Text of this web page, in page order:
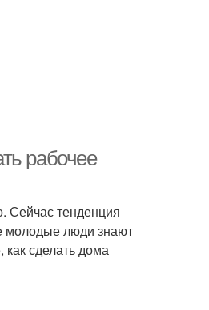
рабочее
Сейчас тенденция
молодые люди знают
как сделать дома